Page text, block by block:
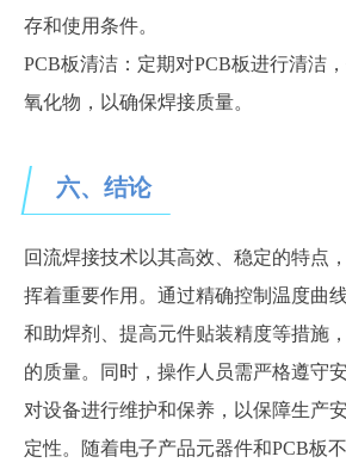
存和使用条件。
PCB板清洁：定期对PCB板进行清洁
氧化物，以确保焊接质量。
六、结论
回流焊接技术以其高效、稳定的特点
挥着重要作用。通过精确控制温度曲
和助焊剂、提高元件贴装精度等措施
的质量。同时，操作人员需严格遵守
对设备进行维护和保养，以保障生产
定性。随着电子产品元器件和PCB板